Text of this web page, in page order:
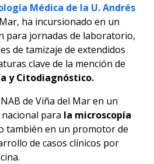
Médica de la U. Andrés
ha incursionado en un
para jornadas de laboratorio,
de tamizaje de extendidos
clave de la mención de
y Citodiagnóstico.
de Viña del Mar en un
para la microscopía
también en un promotor de
de casos clínicos por